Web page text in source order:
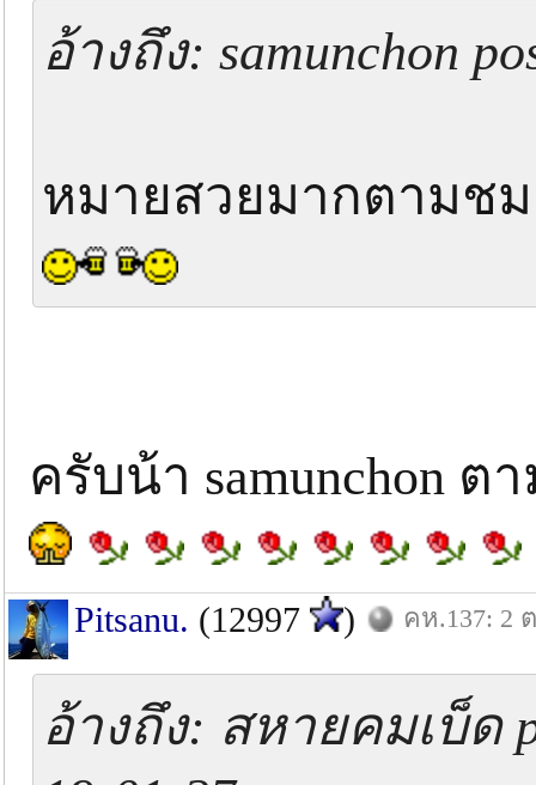
อ้างถึง: samunchon
หมายสวยมากตามช
ครับน้า samunchon
Pitsanu. (12997 ) คห.137: 2
อ้างถึง: สหายคมเบ็ด